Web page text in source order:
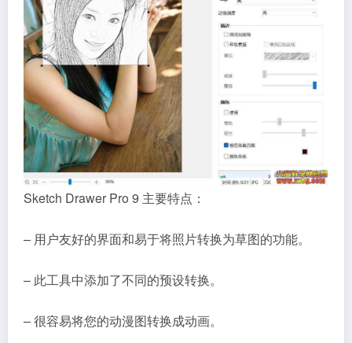
Sketch Drawer Pro 9 主要特点：
– 用户友好的界面和易于将照片转换为草图的功能。
– 此工具中添加了不同的预设转换。
– 很容易将您的动漫图转换成动画。